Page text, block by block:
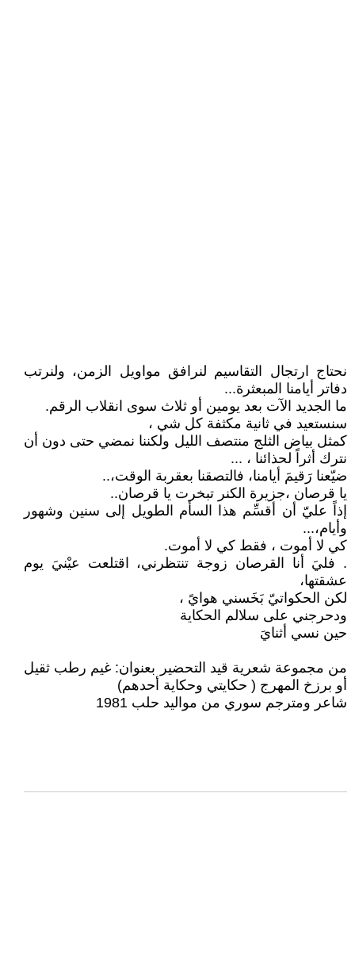
نحتاج ارتجال التقاسيم لنرافق مواويل الزمن، ولنرتب
دفاتر أيامنا المبعثرة...
ما الجديد الآت بعد يومين أو ثلاث سوى انقلاب الرقم.
سنستعيد في ثانية مكثفة كل شي ،
كمثل بياض الثلج منتصف الليل ولكننا نمضي حتى دون أن
نترك أثراً لحذائنا ، ...
ضيّعنا رَقيمَ أيامنا، فالتصقنا بعقربة الوقت،..
يا قرصان ،جزيرة الكنر تبخرت يا قرصان..
إذاً عليّ أن أقسِّم هذا السأم الطويل إلى سنين وشهور
وأيام،...
كي لا أموت ، فقط كي لا أموت.
. فليَ أنا القرصان زوجة تنتظرني، اقتلعت عيْنيَ يوم
عشقتها،
لكن الحكواتيّ بَخَسني هوايً ،
ودحرجني على سلالم الحكاية
حين نسي أثنايَ
من مجموعة شعرية قيد التحضير بعنوان: غيم رطب ثقيل
أو برزخ المهرج ( حكايتي وحكاية أحدهم)
شاعر ومترجم سوري من مواليد حلب 1981